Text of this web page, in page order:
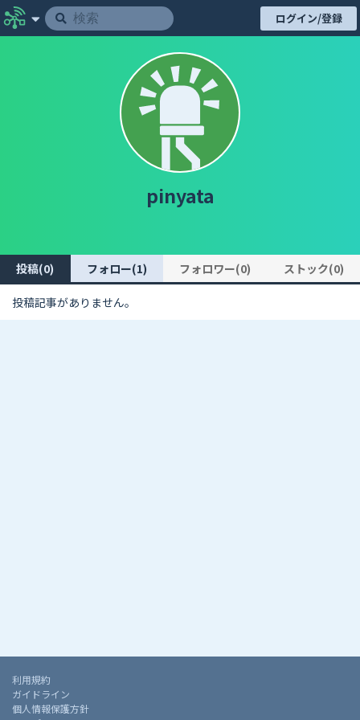
ログイン/登録
pinyata
投稿(0) フォロー(1) フォロワー(0) ストック(0)
投稿記事がありません。
利用規約
ガイドライン
個人情報保護方針